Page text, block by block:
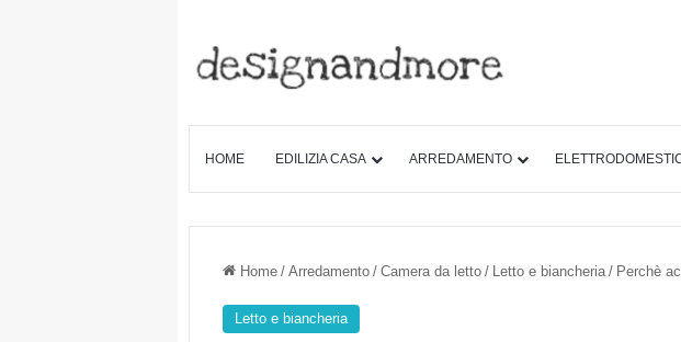
HOME EDILIZIA CASA ARREDAMENTO
Home / Arredamento / Camera da letto / Letto e biancheria / Perchè
Letto e biancheria